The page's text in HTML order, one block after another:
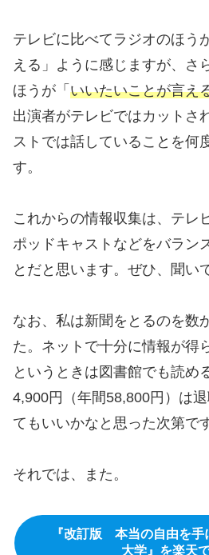
テレビに比べてラジオのほう
える」ように感じますが、さ
ほうが「 いいたいことが言え
出演者がテレビではカットさ
ストでは話していることを何
す。
これからの情報収集は、テレ
ポッドキャストなどをバラン
とだと思います。ぜひ、聞い
なお、私は新聞をとるのを数
た。ネットで十分に情報が得
というときは図書館でも読め
4,900円（年間58,800円）は
てもいいかなと思った次第で
それでは、また。
『改訂版 本当の自由を
大学』を楽天